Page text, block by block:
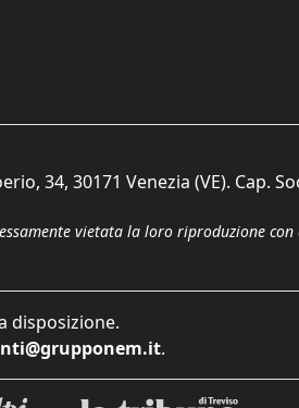
34, 30171 Venezia (VE). Cap.
vietata la loro riproduzione
disposizione.
.